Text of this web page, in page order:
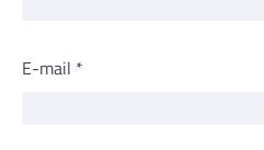
E-mail *